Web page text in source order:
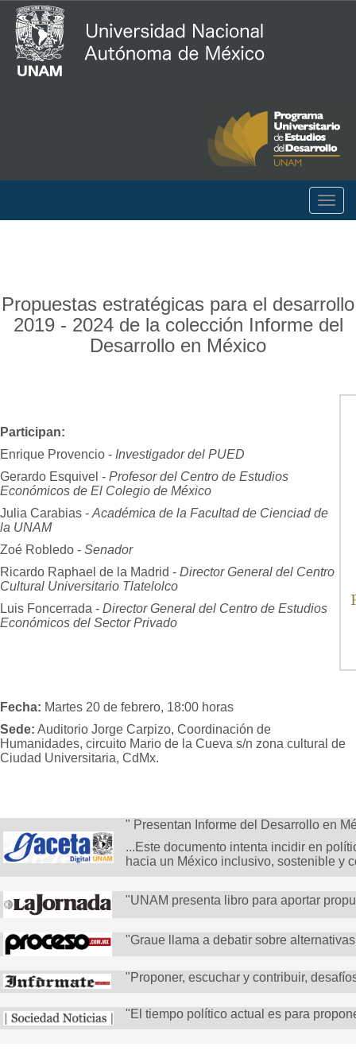
Propuestas estratégicas para el desarrollo
2019 - 2024 de la colección Informe del
Desarrollo en México
Participan:
Enrique Provencio - Investigador del PUED
Gerardo Esquivel - Profesor del Centro de Estudios
Económicos de El Colegio de México
Julia Carabias - Académica de la Facultad de Cienciad de
la UNAM
Zoé Robledo - Senador
Ricardo Raphael de la Madrid - Director General del Centro
Cultural Universitario Tlatelolco
Luis Foncerrada - Director General del Centro de Estudios
Económicos del Sector Privado
Fecha: Martes 20 de febrero, 18:00 horas
Sede: Auditorio Jorge Carpizo, Coordinación de
Humanidades, circuito Mario de la Cueva s/n zona cultural de
Ciudad Universitaria, CdMx.
" Presentan Informe del Desarrollo en
...Este documento intenta incidir en
hacia un México inclusivo, sostenible y
"UNAM presenta libro para aportar
"Graue llama a debatir sobre
"Proponer, escuchar y contribuir,
"El tiempo político actual es para